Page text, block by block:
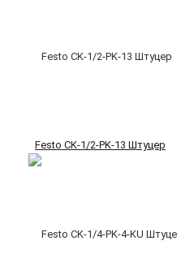
Festo CK-1/2-PK-13 Штуцер